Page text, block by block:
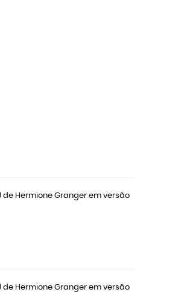
de Hermione Granger em versão
de Hermione Granger em versão